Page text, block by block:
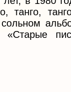
танго,